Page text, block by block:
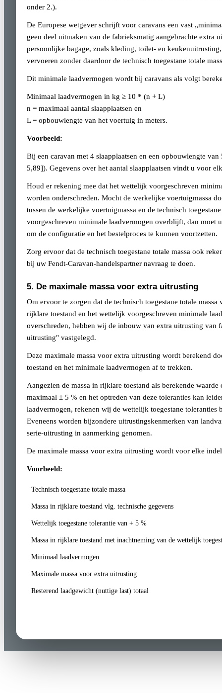
onder 2.).
De Europese wetgever schrijft voor caravans een vast
geen deel uitmaken van de fabrieksmatig aangebrachte extra
persoonlijke bagage, zoals kleding, toilet- en
vervoeren zonder daardoor de technisch toegestane totale
Dit minimale laadvermogen wordt bij caravans als volgt
Minimaal laadvermogen in kg ≥ 10 * (n + L)
n = maximaal aantal slaapplaatsen en
L = opbouwlengte van het voertuig in meters.
Voorbeeld:
Bij een caravan met 4 slaapplaatsen en een opbouwlengte
5,89]). Gegevens over het aantal slaapplaatsen vindt u voor
Houd er rekening mee dat het wettelijk voorgeschreven
worden onderschreden. Mocht de werkelijke voertuigmassa
tussen de werkelijke voertuigmassa en de technisch
voorgeschreven minimale laadvermogen overblijft, dan
om de configuratie en het bestelproces te kunnen voortzetten.
Zorg ervoor dat de technisch toegestane totale massa ook
bij uw Fendt-Caravan-handelspartner navraag te doen.
5. De maximale massa voor extra uitrusting
Om ervoor te zorgen dat de technisch toegestane totale
rijklare toestand en het wettelijk voorgeschreven minimale
overschreden, hebben wij de inbouw van extra uitrusting van
uitrusting" vastgelegd.
Deze maximale massa voor extra uitrusting wordt berekend
toestand en het minimale laadvermogen af te trekken.
Aangezien de massa in rijklare toestand als berekende
maximaal ± 5 % en het optreden van deze toleranties kan
laadvermogen, rekenen wij de wettelijk toegestane
Eveneens worden bijzondere uitrustingskenmerken van
serie-uitrusting in aanmerking genomen.
De maximale massa voor extra uitrusting wordt voor elke
Voorbeeld:
Technisch toegestane totale massa
Massa in rijklare toestand vlg. technische gegevens
Wettelijk toegestane tolerantie van + 5 %
Massa in rijklare toestand met inachtneming van de wettelijk
Minimaal laadvermogen
Maximale massa voor extra uitrusting
Resterend laadgewicht (nuttige last) totaal